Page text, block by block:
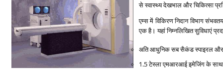
से स्‍वास्थ्‍य देखभाल और चिकित्‍सा
एम्‍स में विकिरण निदान विभाग
एक है। यहां निम्‍नलिखित सुविधाएं
अति आधुनिक सब सैकंड स्‍पाइरल और
1.5 टेस्‍ला एमआरआई इमेजिंग के साथ